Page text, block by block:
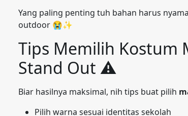
Yang paling penting tuh bahan harus
outdoor 😭✨
Tips Memilih Kostum
Stand Out ⚠️
Biar hasilnya maksimal, nih tips buat pilih
Pilih warna sesuai identitas sekolah